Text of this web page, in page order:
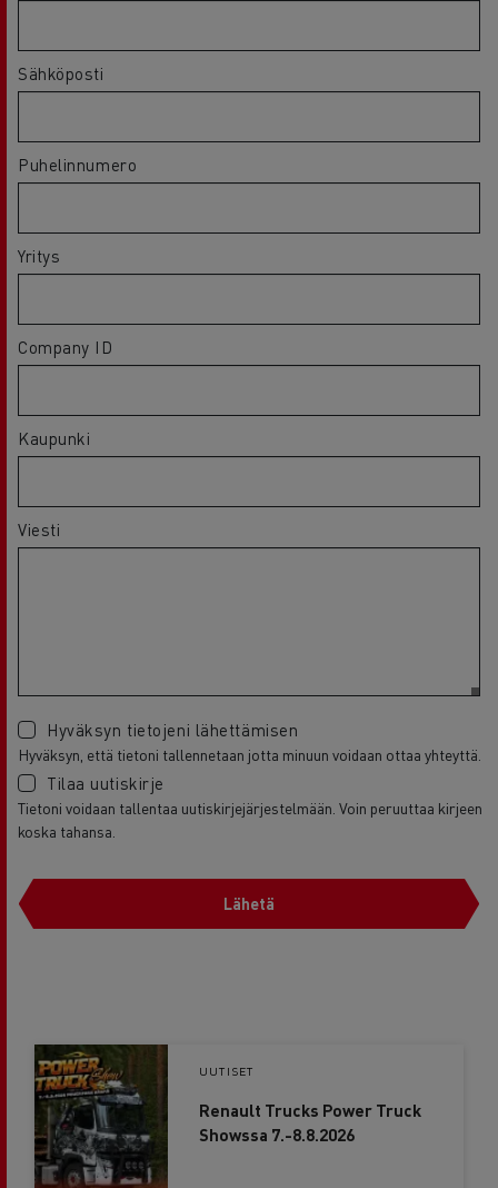
Sähköposti
Puhelinnumero
Yritys
Company ID
Kaupunki
Viesti
Hyväksyn tietojeni lähettämisen
Hyväksyn, että tietoni tallennetaan jotta minuun voidaan ottaa yhteyttä.
Tilaa uutiskirje
Tietoni voidaan tallentaa uutiskirjejärjestelmään. Voin peruuttaa kirjeen
koska tahansa.
Lähetä
UUTISET
Renault Trucks Power Truck
Showssa 7.-8.8.2026